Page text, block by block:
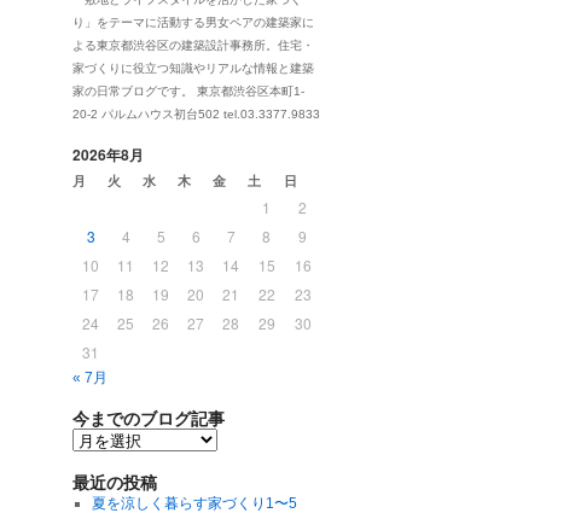
り」をテーマに活動する男女ペアの建築家に
よる東京都渋谷区の建築設計事務所。住宅・
家づくりに役立つ知識やリアルな情報と建築
家の日常ブログです。 東京都渋谷区本町1-
20-2 パルムハウス初台502 tel.03.3377.9833
2026年8月
月 火 水 木 金 土 日
1
2
3
4 5 6 7 8
9
10
11 12 13 14 15
16
17
18 19 20 21 22
23
24
25 26 27 28 29
30
31
« 7月
今までのブログ記事
最近の投稿
夏を涼しく暮らす家づくり1〜5